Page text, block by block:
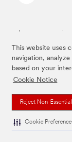
This website uses
navigation,
based on your
Cookie Notice
Reject Non-
Cookie
Las marcas